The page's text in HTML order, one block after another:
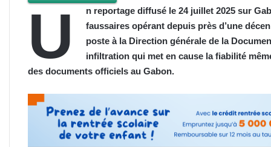
U
n reportage diffusé le 24 juillet 2025 sur
faussaires opérant depuis près d’une
poste à la Direction générale de la
infiltration qui met en cause la fiabilité
des documents officiels au Gabon.